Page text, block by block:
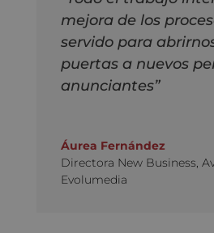
mejora de los
servido para
puertas a nuevos
anunciantes”
Áurea Fernández
Directora New Business,
Evolumedia